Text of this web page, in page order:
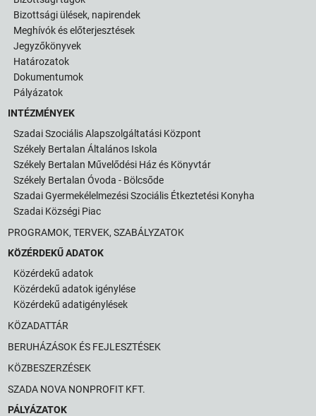
Bizottsági ülések, napirendek
Meghívók és előterjesztések
Jegyzőkönyvek
Határozatok
Dokumentumok
Pályázatok
INTÉZMÉNYEK
Szadai Szociális Alapszolgáltatási Központ
Székely Bertalan Általános Iskola
Székely Bertalan Művelődési Ház és Könyvtár
Székely Bertalan Óvoda - Bölcsőde
Szadai Gyermekélelmezési Szociális Étkeztetési Konyha
Szadai Községi Piac
PROGRAMOK, TERVEK, SZABÁLYZATOK
KÖZÉRDEKŰ ADATOK
Közérdekű adatok
Közérdekű adatok igénylése
Közérdekű adatigénylések
KÖZADATTÁR
BERUHÁZÁSOK ÉS FEJLESZTÉSEK
KÖZBESZERZÉSEK
SZADA NOVA NONPROFIT KFT.
PÁLYÁZATOK